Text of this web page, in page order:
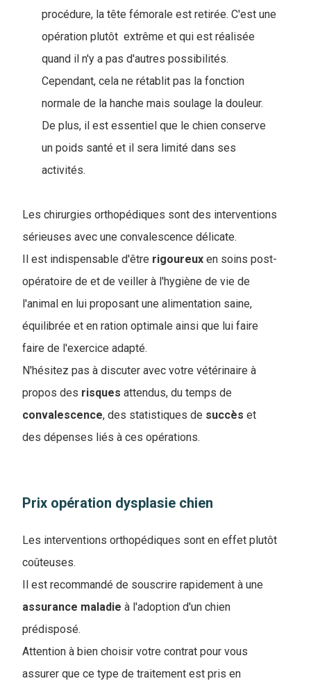
procédure, la tête fémorale est retirée. C'est une
opération plutôt extrême et qui est réalisée
quand il n'y a pas d'autres possibilités.
Cependant, cela ne rétablit pas la fonction
normale de la hanche mais soulage la douleur.
De plus, il est essentiel que le chien conserve
un poids santé et il sera limité dans ses
activités.
Les chirurgies orthopédiques sont des interventions
sérieuses avec une convalescence délicate.
Il est indispensable d'être rigoureux en soins post-
opératoire de et de veiller à l'hygiène de vie de
l'animal en lui proposant une alimentation saine,
équilibrée et en ration optimale ainsi que lui faire
faire de l'exercice adapté.
N'hésitez pas à discuter avec votre vétérinaire à
propos des risques attendus, du temps de
convalescence, des statistiques de succès et
des dépenses liés à ces opérations.
Prix opération dysplasie chien
Les interventions orthopédiques sont en effet plutôt
coûteuses.
Il est recommandé de souscrire rapidement à une
assurance maladie à l'adoption d'un chien
prédisposé.
Attention à bien choisir votre contrat pour vous
assurer que ce type de traitement est pris en